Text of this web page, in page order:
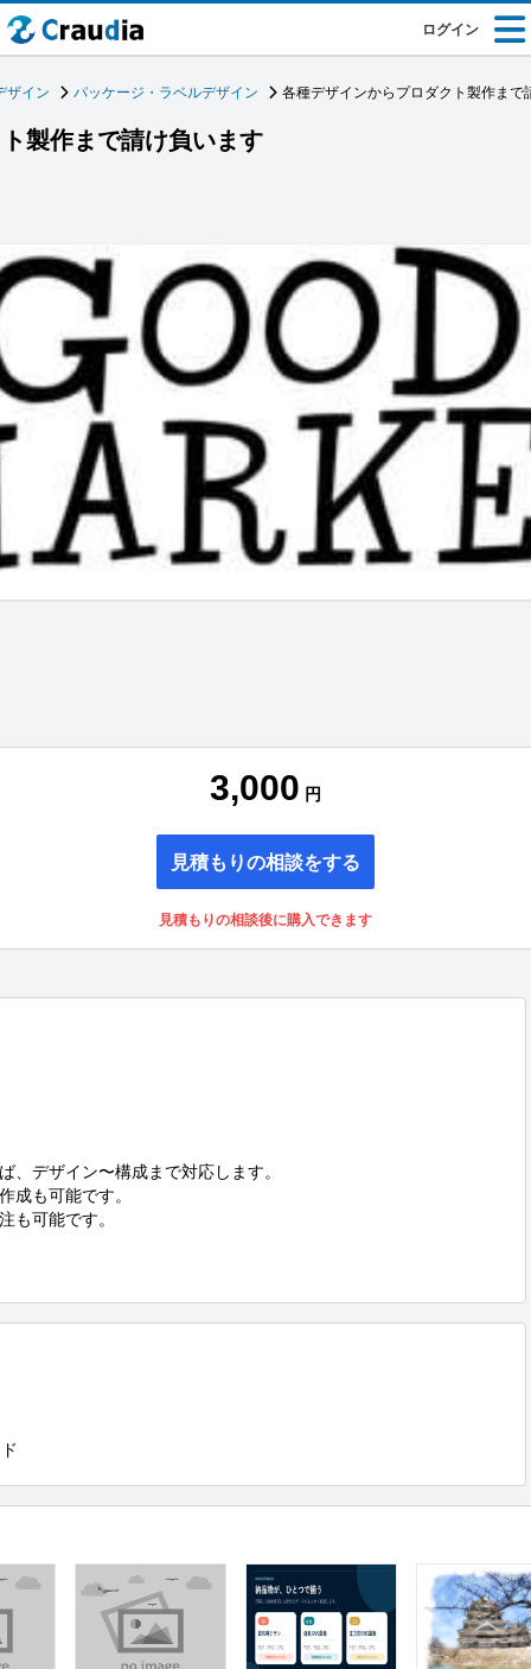
ログイン
ザイン パッケージ・ラベルデザイン 各種デザインからプロダクト製作まで
製作まで請け負います
3,000 円
見積もりの相談をする
見積もりの相談後に購入できます
、デザイン〜構成まで対応します。
成も可能です。
も可能です。